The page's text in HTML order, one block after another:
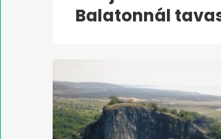
Balatonnál